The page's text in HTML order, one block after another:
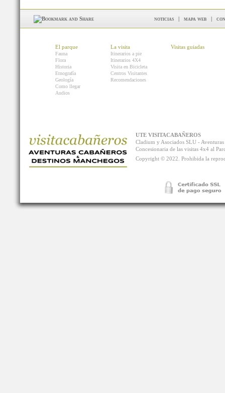
noticias | mapa web |
El parque
Fauna
Flora
Historia
Etnografía
Geología
Como llegar
Audios
La visita
Itinerarios a pie
Itinerarios 4X4
Visita en Bicicleta
Centros Visitantes
Recomendaciones
Visitas guiadas
UTE VISITACABAÑEROS
Cladium y Asociados SLU -
Concesionaria de las visitas 4x4 al
Copyright © 2022. Prohibida la